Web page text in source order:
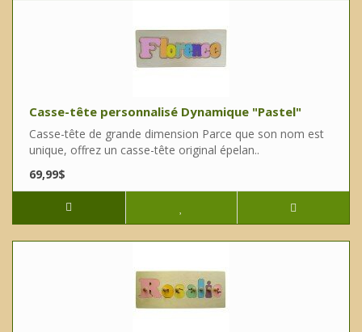
Casse-tête personnalisé Dynamique "Pastel"
Casse-tête de grande dimension Parce que son nom est
unique, offrez un casse-tête original épelan..
69,99$